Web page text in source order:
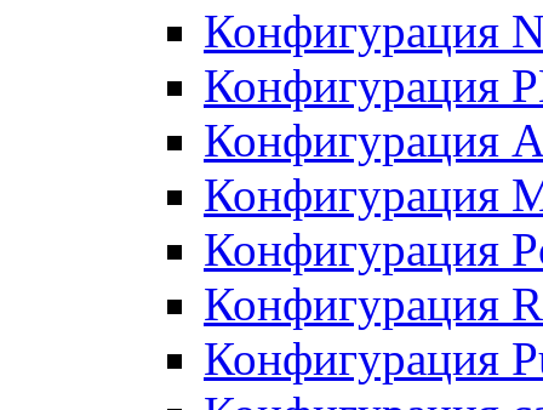
Конфигурация
Конфигурация
Конфигурация
Конфигурация
Конфигурация
Конфигурация
Конфигурация